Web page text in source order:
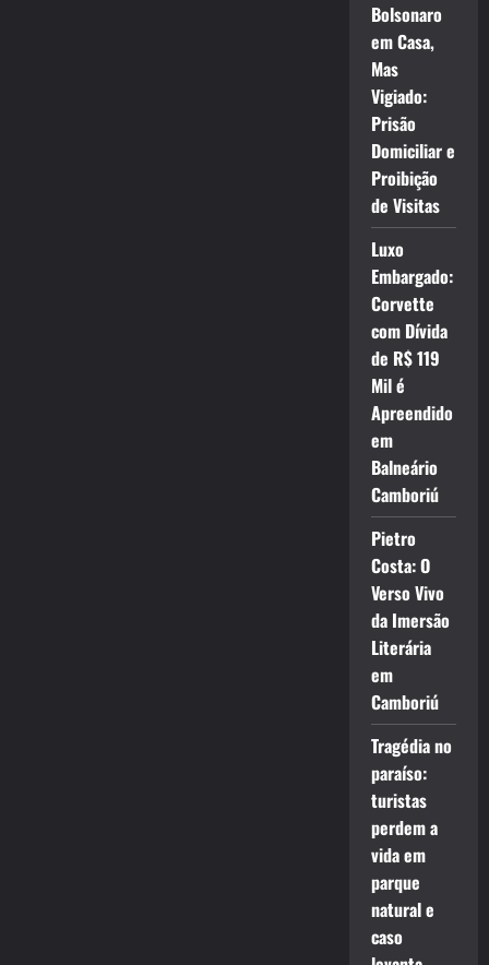
Bolsonaro
em Casa,
Mas
Vigiado:
Prisão
Domiciliar e
Proibição
de Visitas
Luxo
Embargado:
Corvette
com Dívida
de R$ 119
Mil é
Apreendido
em
Balneário
Camboriú
Pietro
Costa: O
Verso Vivo
da Imersão
Literária
em
Camboriú
Tragédia no
paraíso:
turistas
perdem a
vida em
parque
natural e
caso